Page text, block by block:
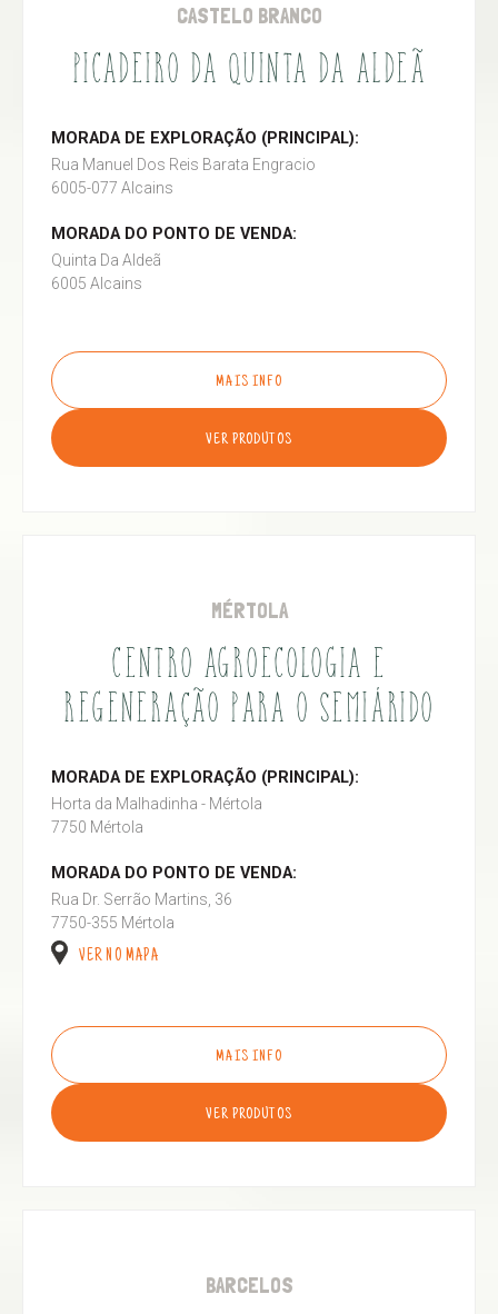
CASTELO BRANCO
PICADEIRO DA QUINTA DA ALDEÃ
MORADA DE EXPLORAÇÃO (PRINCIPAL):
Rua Manuel Dos Reis Barata Engracio
6005-077 Alcains
MORADA DO PONTO DE VENDA:
Quinta Da Aldeã
6005 Alcains
MAIS INFO
VER PRODUTOS
MÉRTOLA
CENTRO AGROECOLOGIA E
REGENERAÇÃO PARA O SEMIÁRIDO
MORADA DE EXPLORAÇÃO (PRINCIPAL):
Horta da Malhadinha - Mértola
7750 Mértola
MORADA DO PONTO DE VENDA:
Rua Dr. Serrão Martins, 36
7750-355 Mértola
VER NO MAPA
MAIS INFO
VER PRODUTOS
BARCELOS